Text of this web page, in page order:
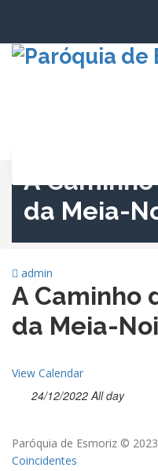
conteúdo
A
da Meia-
admin
A Caminho
da Meia-
View Calendar
24/12/2022 All day
Paróquia de Esmoriz ©
Coincidentes